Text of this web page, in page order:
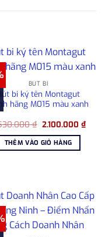
BÚT BI
Bút bi ký tên Montagut
hãng M015 màu xanh
₫ Giá
là:
2.530.000 ₫.
2.100.000 ₫Giá
hiện
THÊM VÀO GIỎ HÀNG